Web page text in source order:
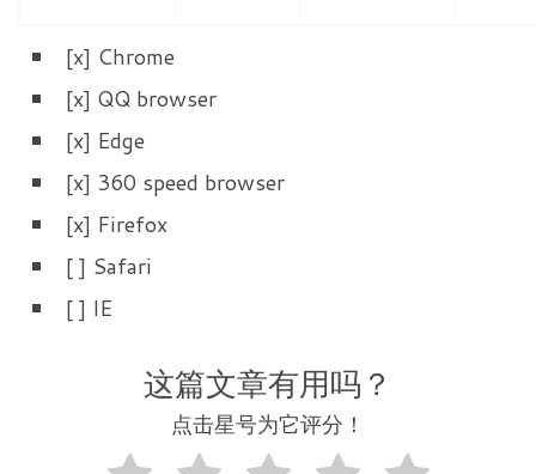
[x] Chrome
[x] QQ browser
[x] Edge
[x] 360 speed browser
[x] Firefox
[ ] Safari
[ ] IE
这篇文章有用吗？
点击星号为它评分！